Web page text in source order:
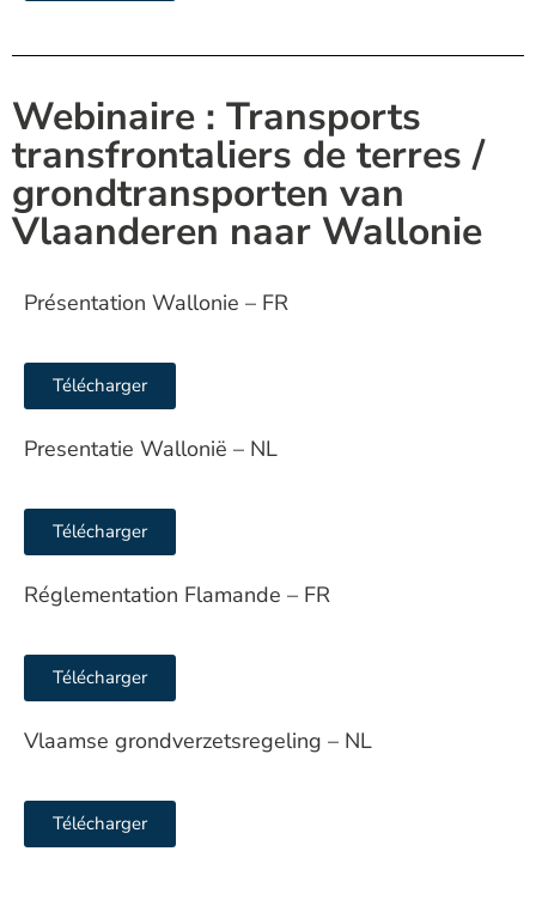
Webinaire : Transports
transfrontaliers de terres /
grondtransporten van
Vlaanderen naar Wallonie
Présentation Wallonie – FR
Télécharger
Presentatie Wallonië – NL
Télécharger
Réglementation Flamande – FR
Télécharger
Vlaamse grondverzetsregeling – NL
Télécharger